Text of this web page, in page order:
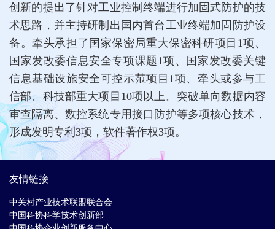
创新的提出了针对工业控制终端进行加固式防护的技
术思路，并主持研制出国内首台工业终端加固防护设
备。牵头承担了国家保密局重大保密科研项目1项、
国家发改委信息安全专项课题1项、国家发改委关键
信息基础设施安全可控示范项目1项、牵头或参与工
信部、科技部重大项目10项以上。突破单向数据内容
审查隔离、数控系统专用接口防护等多项核心技术，
形成发明专利3项，软件著作权3项。
友情链接
中关村产业技术联盟联合会
中国科协科学技术创新部